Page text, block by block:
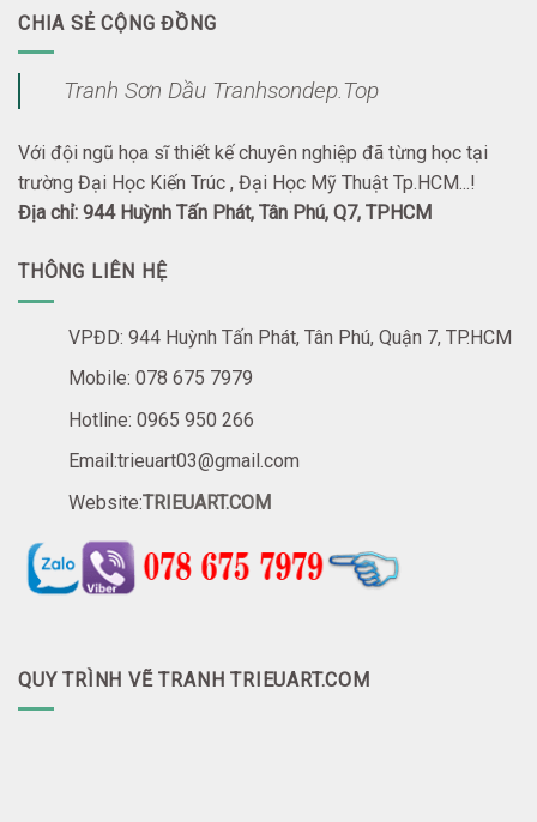
CHIA SẺ CỘNG ĐỒNG
Tranh Sơn Dầu Tranhsondep.Top
Với đội ngũ họa sĩ thiết kế chuyên nghiệp đã từng học tại
trường Đại Học Kiến Trúc , Đại Học Mỹ Thuật Tp.HCM...!
Địa chỉ: 944 Huỳnh Tấn Phát, Tân Phú, Q7, TPHCM
THÔNG LIÊN HỆ
VPĐD: 944 Huỳnh Tấn Phát, Tân Phú, Quận 7, TP.HCM
Mobile: 078 675 7979
Hotline: 0965 950 266
Email:trieuart03@gmail.com
Website:TRIEUART.COM
QUY TRÌNH VẼ TRANH TRIEUART.COM